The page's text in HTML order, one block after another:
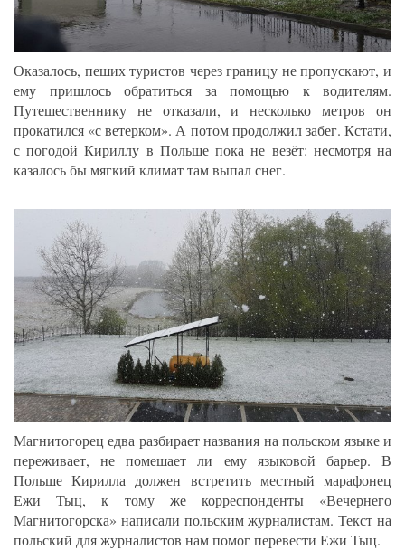
Оказалось, пеших туристов через границу не пропускают, и
ему пришлось обратиться за помощью к водителям.
Путешественнику не отказали, и несколько метров он
прокатился «с ветерком». А потом продолжил забег. Кстати,
с погодой Кириллу в Польше пока не везёт: несмотря на
казалось бы мягкий климат там выпал снег.
Магнитогорец едва разбирает названия на польском языке и
переживает, не помешает ли ему языковой барьер. В
Польше Кирилла должен встретить местный марафонец
Ежи Тыц, к тому же корреспонденты «Вечернего
Магнитогорска» написали польским журналистам. Текст на
польский для журналистов нам помог перевести Ежи Тыц.